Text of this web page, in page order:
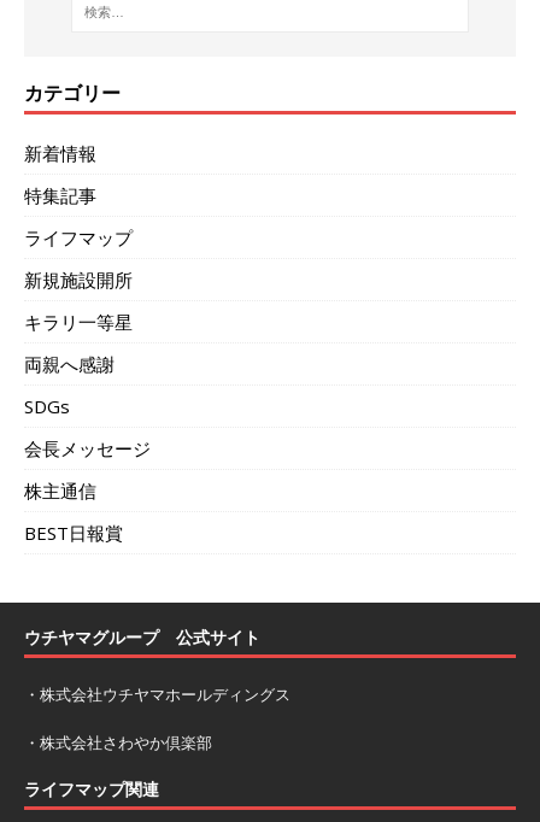
カテゴリー
新着情報
特集記事
ライフマップ
新規施設開所
キラリ一等星
両親へ感謝
SDGs
会長メッセージ
株主通信
BEST日報賞
ウチヤマグループ 公式サイト
・ 株式会社ウチヤマホールディングス
・ 株式会社さわやか倶楽部
ライフマップ関連